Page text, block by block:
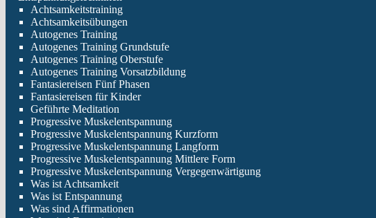
Achtsamkeitstraining
Achtsamkeitsübungen
Autogenes Training
Autogenes Training Grundstufe
Autogenes Training Oberstufe
Autogenes Training Vorsatzbildung
Fantasiereisen Fünf Phasen
Fantasiereisen für Kinder
Geführte Meditation
Progressive Muskelentspannung
Progressive Muskelentspannung Kurzform
Progressive Muskelentspannung Langform
Progressive Muskelentspannung Mittlere Form
Progressive Muskelentspannung Vergegenwärtigung
Was ist Achtsamkeit
Was ist Entspannung
Was sind Affirmationen